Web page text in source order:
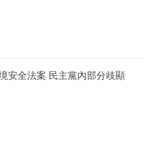
安全法案 民主黨內部分歧顯